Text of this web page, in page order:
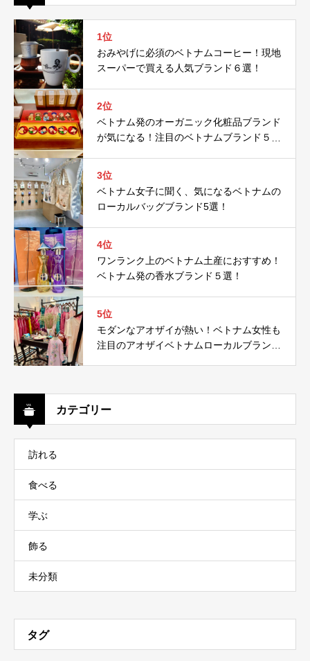
1位
おみやげに必須のベトナムコーヒー！現地
スーパーで買える人気ブランド６選！
2位
ベトナム発のオーガニック化粧品ブランド
が気になる！注目のベトナムブランド５
3位
ベトナム女子に聞く、気になるベトナムの
ローカルバッグブランド5選！
4位
ワンランク上のベトナム土産におすすめ！
ベトナム発の香水ブランド５選！
5位
モダンなアオザイが熱い！ベトナム女性も
注目のアオザイベトナムローカルブランド
カテゴリー
訪れる
食べる
学ぶ
飾る
未分類
タグ